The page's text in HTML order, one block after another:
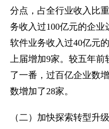
分点，占全行业收入比
务收入过100亿元的企业
软件业务收入过40亿元
上届增加9家。较五年前
了一番，过百亿企业数
数增加了28家。
（二）加快探索转型升